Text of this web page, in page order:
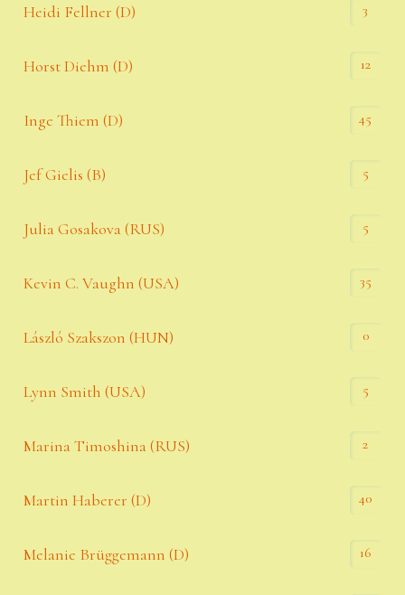
Heidi Fellner (D) 3
Horst Diehm (D) 12
Inge Thiem (D) 45
Jef Gielis (B) 5
Julia Gosakova (RUS) 5
Kevin C. Vaughn (USA) 35
László Szakszon (HUN) 0
Lynn Smith (USA) 5
Marina Timoshina (RUS) 2
Martin Haberer (D) 40
Melanie Brüggemann (D) 16